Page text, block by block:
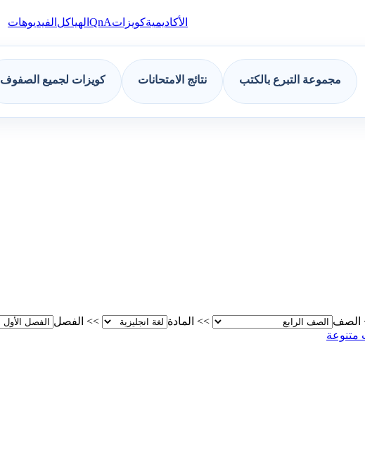
الأكاديميةكويزاتQnA الهياكل الفيديوهات
مجموعة التبرع بالكتب نتائج الامتحانات كويزات لجميع الصفوف
الصف >> المادة >> الفصل
متنوعة